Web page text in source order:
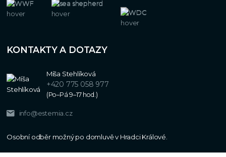
KONTAKTY A DOTAZY
Míša Stehlíková
+420 775 058 977
(Po–Pá 9–17 hod.)
info@estemia.cz